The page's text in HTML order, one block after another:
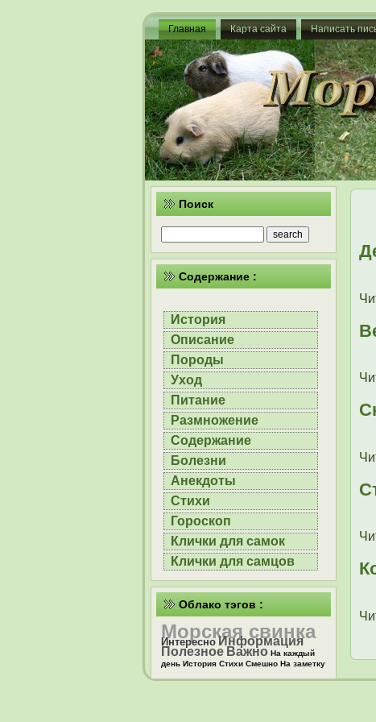
Главная Карта сайта Написать
Поиск
Содержание :
История
Описание
Породы
Уход
Питание
Размножение
Содержание
Болезни
Анекдоты
Стихи
Гороскоп
Клички для самок
Клички для самцов
Облако тэгов :
Морская свинка
Интересно Информация
Полезное Важно На каждый
день История Стихи Смешно На заметку